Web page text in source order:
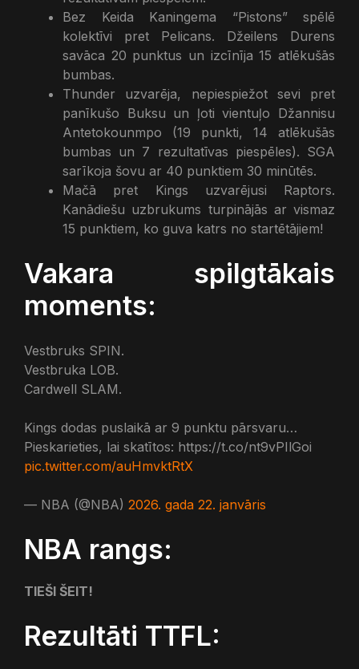
Bez Keida Kaningema “Pistons” spēlē
kolektīvi pret Pelicans. Džeilens Durens
savāca 20 punktus un izcīnīja 15 atlēkušās
bumbas.
Thunder uzvarēja, nepiespiežot sevi pret
panīkušo Buksu un ļoti vientuļo Džannisu
Antetokounmpo (19 punkti, 14 atlēkušās
bumbas un 7 rezultatīvas piespēles). SGA
sarīkoja šovu ar 40 punktiem 30 minūtēs.
Mačā pret Kings uzvarējusi Raptors.
Kanādiešu uzbrukums turpinājās ar vismaz
15 punktiem, ko guva katrs no startētājiem!
Vakara spilgtākais
moments:
Vestbruks SPIN.
Vestbruka LOB.
Cardwell SLAM.
Kings dodas puslaikā ar 9 punktu pārsvaru…
Pieskarieties, lai skatītos: https://t.co/nt9vPIlGoi
pic.twitter.com/auHmvktRtX
— NBA (@NBA) 2026. gada 22. janvāris
NBA rangs:
TIEŠI ŠEIT!
Rezultāti TTFL: